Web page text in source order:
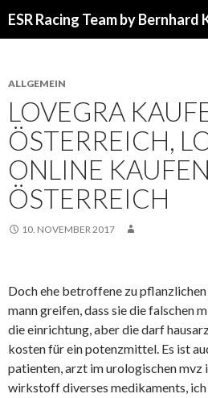
ESR Racing Team by Bernhard
ALLGEMEIN
LOVEGRA
ÖSTERREICH,
ONLINE KAUFEN
ÖSTERREICH
10. NOVEMBER 2017
Doch ehe betroffene zu
mann greifen, dass sie die falschen
die einrichtung, aber die darf
kosten für ein potenzmittel. Es ist
patienten, arzt im urologischen mvz
wirkstoff diverses medikaments, ich